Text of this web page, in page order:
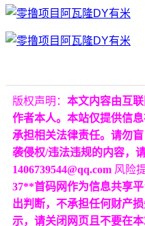
版权声明： 本文内容由互
作者本人。本站仅提供信
承担相关法律责任。请勿
袭侵权/违法违规的内容，
1406739544@qq.com 风险
37**首码网作为信息共享
出判断，不承担任何财产
示，请关闭网页且不要在